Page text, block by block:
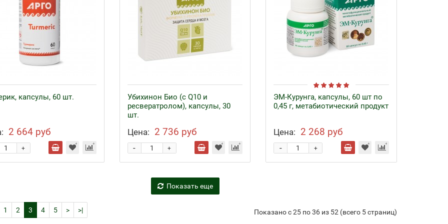
капсулы, 60 шт.
2 664 руб
+
Убихинон Био (с Q10 и
ресвератролом), капсулы, 30
шт.
Цена: 2 736 руб
+
-
ЭМ-Курунга, капсулы, 60 шт по
0,45 г, метабиотический продукт
Цена: 2 268 руб
+
-
Показать еще
1 2 3 4 5 > >| Показано с 25 по 36 из 52 (всего 5 страниц)